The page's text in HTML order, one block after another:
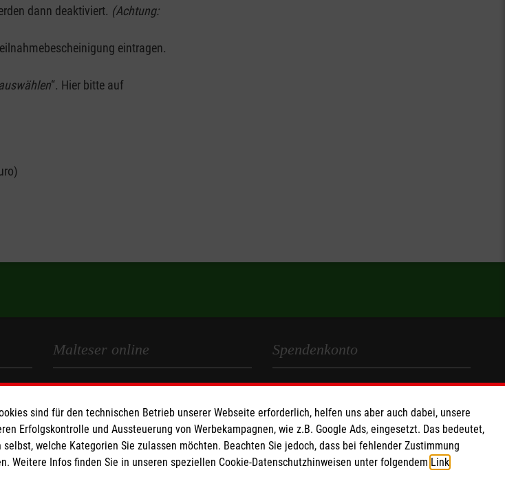
dann deaktiviert. (Achtung:
eintragen.
“. Hier bitte auf
Malteser online
Malteserorden
Malteser Jugend
Malteser International
Sharepoint
Spendenkonto
Empfänger: Malteser Hilfsdienst e.V.
IBAN: DE90 6005 0101 0001 2706 88
BIC: SOLADEST600
Soziale Netzwerke
sind für den technischen Betrieb unserer Webseite erforderlich, helfen uns aber auch dabei, unsere
Erfolgskontrolle und Aussteuerung von Werbekampagnen, wie z.B. Google Ads, eingesetzt. Das bedeutet,
welche Kategorien Sie zulassen möchten. Beachten Sie jedoch, dass bei fehlender Zustimmung
Infos finden Sie in unseren speziellen Cookie-Datenschutzhinweisen unter folgendem Link